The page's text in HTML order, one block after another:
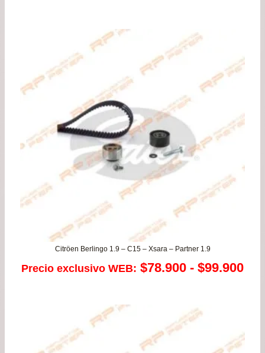
Citröen Berlingo 1.9 – C15 – Xsara – Partner 1.9
Precio exclusivo WEB: $78.900 - $99.900